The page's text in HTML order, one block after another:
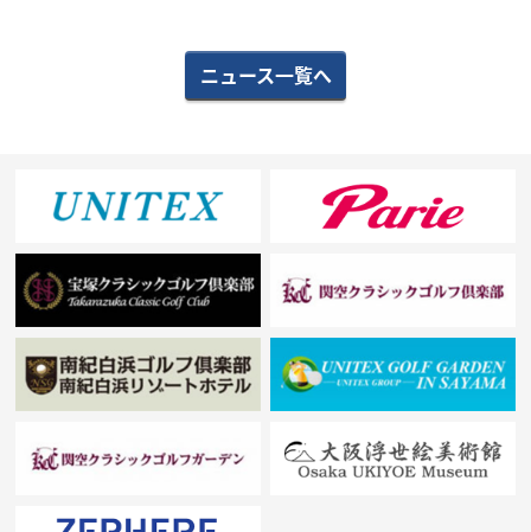
ニュース一覧へ